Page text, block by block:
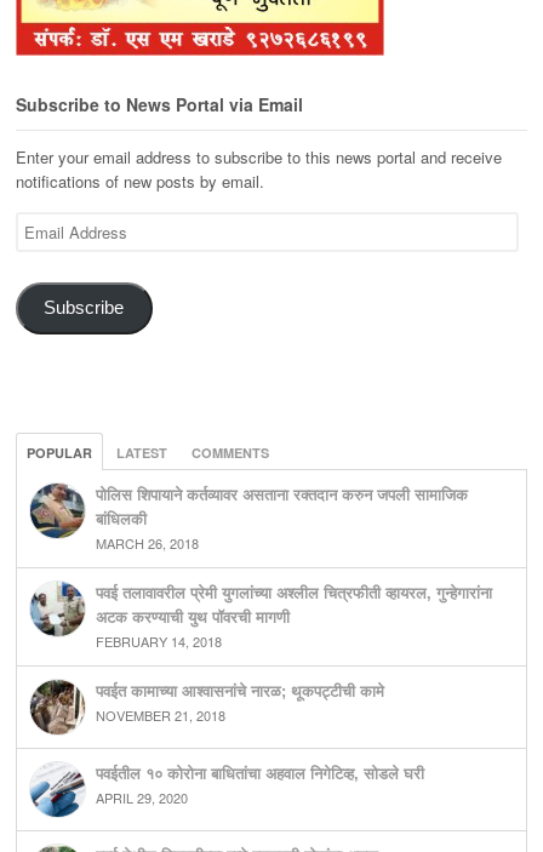
Subscribe to News Portal via Email
Enter your email address to subscribe to this news portal and receive
notifications of new posts by email.
Email
Address
Subscribe
POPULAR LATEST COMMENTS
पोलिस शिपायाने कर्तव्यावर असताना रक्तदान करुन जपली सामाजिक
बांधिलकी
MARCH 26, 2018
पवई तलावावरील प्रेमी युगलांच्या अश्लील चित्रफीती व्हायरल, गुन्हेगारांना
अटक करण्याची युथ पॉवरची मागणी
FEBRUARY 14, 2018
पवईत कामाच्या आश्वासनांचे नारळ; थूकपट्टीची कामे
NOVEMBER 21, 2018
पवईतील १० कोरोना बाधितांचा अहवाल निगेटिव्ह, सोडले घरी
APRIL 29, 2020